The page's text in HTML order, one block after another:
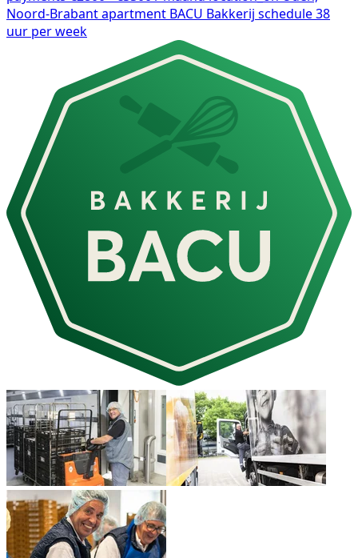
Noord-Brabantapartment BACU Bakkerij schedule38
uur per week